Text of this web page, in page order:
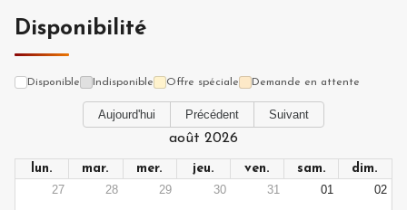
Disponibilité
Disponible Indisponible Offre spéciale Demande en attente
Aujourd'hui Précédent Suivant
août 2026
lun. mar. mer. jeu. ven. sam.
dim.
27
28 29 30 31 01 02